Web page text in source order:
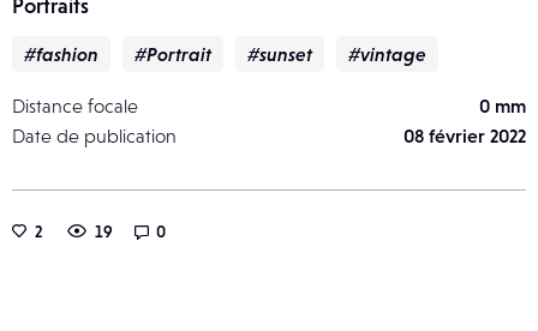
Portraits
#fashion #Portrait #sunset #vintage
Distance focale
0 mm
Date de publication
08 février 2022
2 19 0